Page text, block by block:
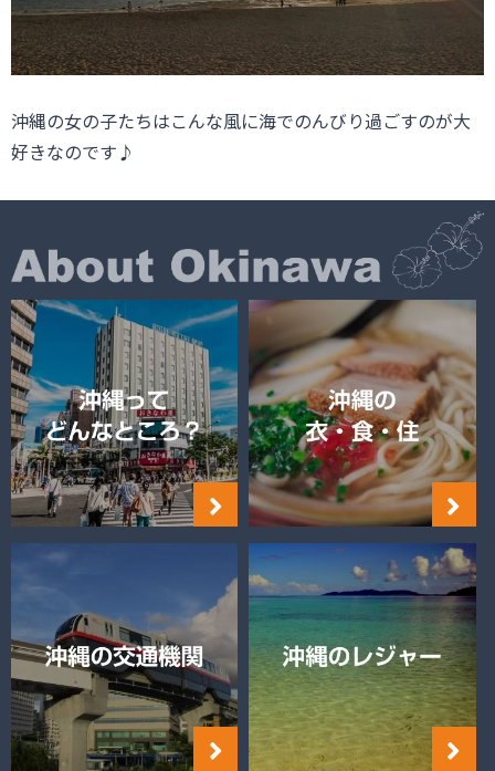
沖縄の女の子たちはこんな風に海でのんびり過ごすのが大
好きなのです♪